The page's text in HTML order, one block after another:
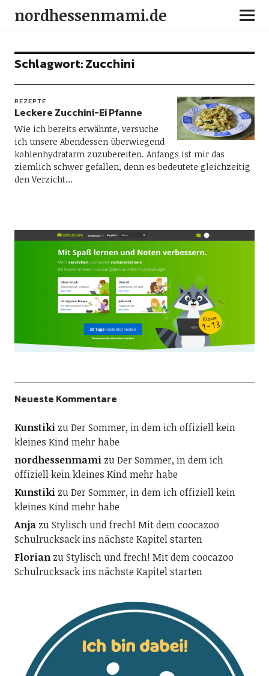
nordhessenmami.de
Schlagwort:Zucchini
REZEPTE
Leckere Zucchini-Ei Pfanne
Wie ich bereits erwähnte, versuche
ich unsere Abendessen überwiegend
kohlenhydratarm zuzubereiten. Anfangs ist mir das
ziemlich schwer gefallen, denn es bedeutete gleichzeitig
den Verzicht…
Neueste Kommentare
KunstikizuDer Sommer, in dem ich offiziell kein
kleines Kind mehr habe
nordhessenmamizuDer Sommer, in dem ich
offiziell kein kleines Kind mehr habe
KunstikizuDer Sommer, in dem ich offiziell kein
kleines Kind mehr habe
AnjazuStylisch und frech! Mit dem coocazoo
Schulrucksack ins nächste Kapitel starten
FlorianzuStylisch und frech! Mit dem coocazoo
Schulrucksack ins nächste Kapitel starten